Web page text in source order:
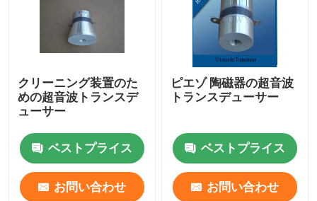
クリーニング装置のた
めの超音波トランスデ
ューサー
ベストプライス
お問い合わせ
ピエゾ 陶磁器の超音波
トランスデューサー
ベストプライス
お問い合わせ